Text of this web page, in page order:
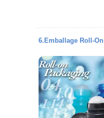
6.Emballage Roll-On